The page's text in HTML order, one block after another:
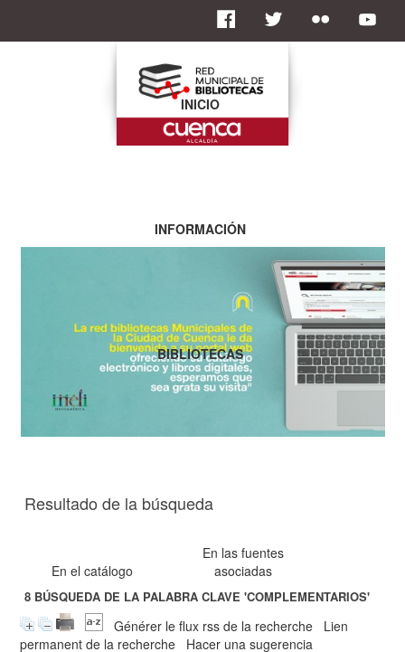
Resultado de la búsqueda
En el catálogo
En las fuentes
asociadas
8 BÚSQUEDA DE LA PALABRA CLAVE'COMPLEMENTARIOS'
Générer le flux rss de la recherche
Lien
permanent de la recherche
Hacer una sugerencia
INICIO
INFORMACIÓN
BIBLIOTECAS